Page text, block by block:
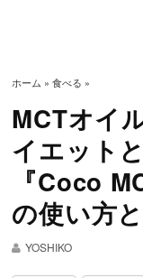
ホーム »食べる »
MCTオイ
イエット
『Coco
の使い方
YOSHIKO